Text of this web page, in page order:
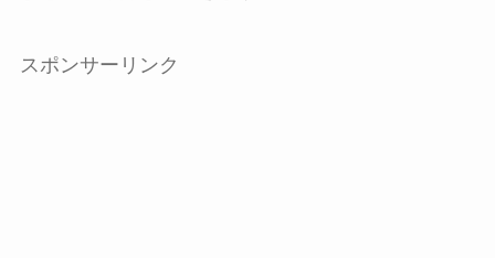
スポンサーリンク